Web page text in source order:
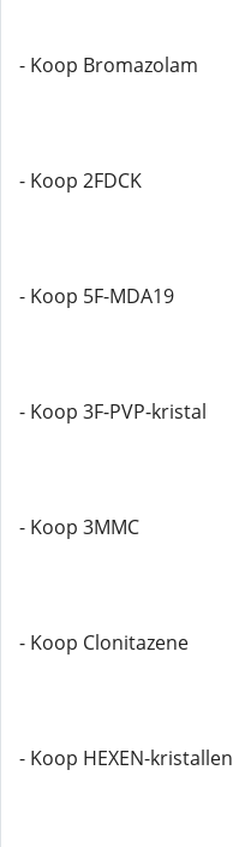
- Koop Bromazolam
- Koop 2FDCK
- Koop 5F-MDA19
- Koop 3F-PVP-kristal
- Koop 3MMC
- Koop Clonitazene
- Koop HEXEN-kristallen